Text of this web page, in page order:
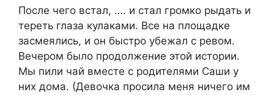
После чего встал, …. и стал громко рыдать и
тереть глаза кулаками. Все на площадке
засмеялись, и он быстро убежал с ревом.
Вечером было продолжение этой истории.
Мы пили чай вместе с родителями Саши у
них дома. (Девочка просила меня ничего им